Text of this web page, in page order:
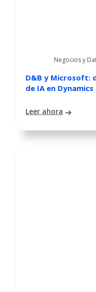
Negocios y
D&B y Microsoft:
de IA en Dynamics
Leer ahora